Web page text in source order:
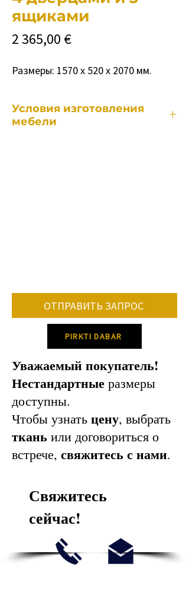
ящиками
2 365,00 €Цена
Размеры: 1570 х 520 х 2070 мм.
Условия изготовления
мебели
В среднем срок изготовления мебели
составляет 8-12 недель.
ОТПРАВИТЬ ЗАПРОС
PIRKTI DABAR
Уважаемый покупатель!
Нестандартные размеры
доступны.
Чтобы узнать цену, выбрать
ткань или договориться о
встрече, свяжитесь с нами.
Свяжитесь
сейчас!